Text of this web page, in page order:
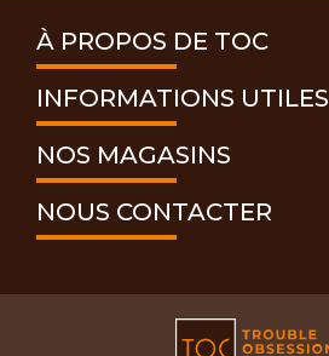
À PROPOS DE TOC
INFORMATIONS UTILES
NOS MAGASINS
NOUS CONTACTER